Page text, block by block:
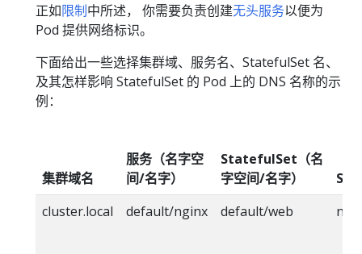
正如限制中所述， 你需要负责创建无头服务以便为
Pod 提供网络标识。
下面给出一些选择集群域、服务名、StatefulSet 名、
及其怎样影响 StatefulSet 的 Pod 上的 DNS 名称的示
例：
集群域名
服务（名字空
间/名字）
StatefulSet（名
字空间/名字）
cluster.local
default/nginx default/web